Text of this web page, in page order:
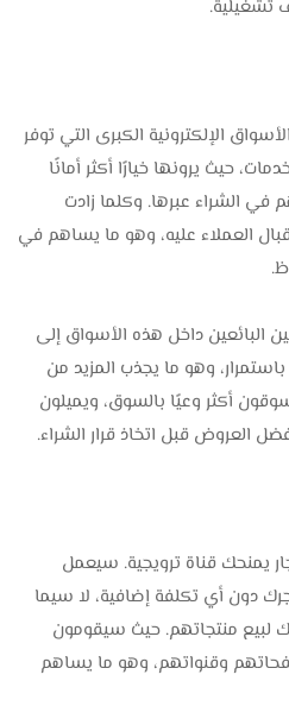
تشغيلية.
الإلكترونية الكبرى التي توفر
حيث يرونها خيارًا أكثر أمانًا
في الشراء عبرها. وكلما زادت
العملاء عليه، وهو ما يساهم في
البائعين داخل هذه الأسواق إلى
وهو ما يجذب المزيد من
أكثر وعيًا بالسوق، ويميلون
العروض قبل اتخاذ قرار الشراء.
يمنحك قناة ترويجية. سيعمل
دون أي تكلفة إضافية، لا سيما
لبيع منتجاتهم. حيث سيقومون
وقنواتهم، وهو ما يساهم